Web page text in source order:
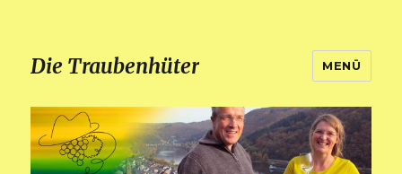
Die Traubenhüter MENÜ